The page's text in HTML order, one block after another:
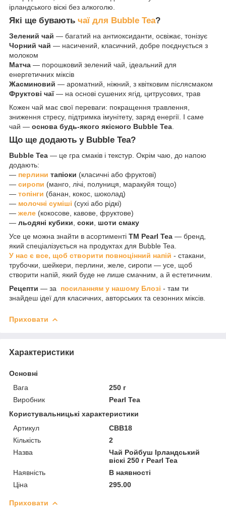
ірландського віскі без алкоголю.
Які ще бувають чаї для Bubble Tea?
Зелений чай — багатий на антиоксиданти, освіжає, тонізує
Чорний чай — насичений, класичний, добре поєднується з
молоком
Матча — порошковий зелений чай, ідеальний для
енергетичних міксів
Жасминовий — ароматний, ніжний, з квітковим післясмаком
Фруктові чаї— на основі сушених ягід, цитрусових, трав
Кожен чай має свої переваги: покращення травлення,
зниження стресу, підтримка імунітету, заряд енергії. І саме
чай — основа будь-якого якісного Bubble Tea.
Що ще додають у Bubble Tea?
Bubble Tea — це гра смаків і текстур. Окрім чаю, до напою
додають:
— перлини тапіоки (класичні або фруктові)
— сиропи (манго, лічі, полуниця, маракуйя тощо)
— топінги (банан, кокос, шоколад)
— молочні суміші (сухі або рідкі)
— желе (кокосове, кавове, фруктове)
— льодяні кубики соки
шоти смаку
Усе це можна знайти в асортименті ТМ Pearl Tea — бренд,
який спеціалізується на продуктах для Bubble Tea.
У нас є все, щоб створити повноцінний напій - стакани,
трубочки, шейкери, перлини, желе, сиропи — усе, щоб
створити напій, який буде не лише смачним, а й естетичним.
Рецепти — за посиланням у нашому Блозі - там ти
знайдеш ідеї для класичних, авторських та сезонних міксів.
Приховати
Характеристики
Основні
Вага
250 г
Виробник
Pearl Tea
Користувальницькі характеристики
Артикул
CBB18
Кількість
2
Назва
Чай Ройбуш Ірландський
віскі 250 г Pearl Tea
Наявність
В наявності
Ціна
295.00
Приховати